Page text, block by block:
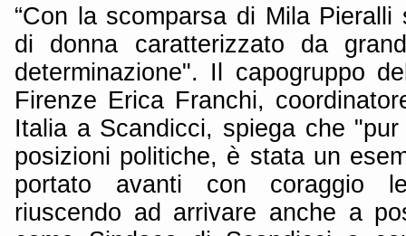
“Con la scomparsa di Mila
di donna caratterizzato da
determinazione". Il capogruppo
Firenze Erica Franchi,
Italia a Scandicci, spiega che
posizioni politiche, è stata un
portato avanti con coraggio
riuscendo ad arrivare anche a